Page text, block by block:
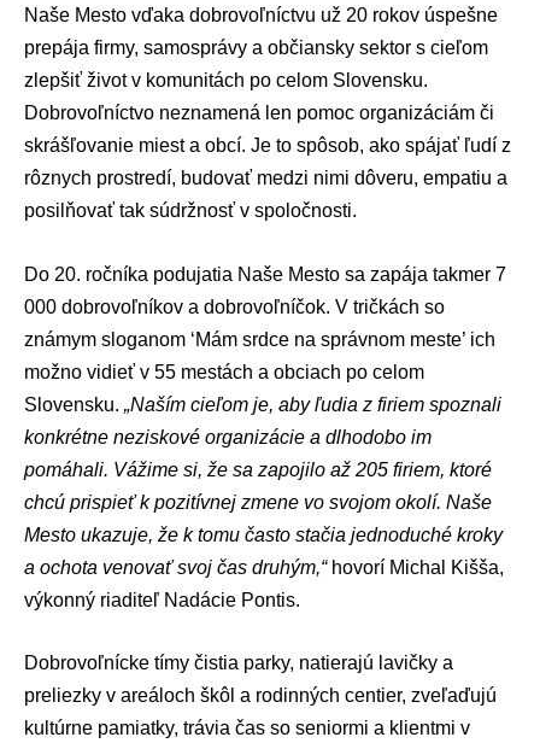
Naše Mesto vďaka dobrovoľníctvu už 20 rokov úspešne
prepája firmy, samosprávy a občiansky sektor s cieľom
zlepšiť život v komunitách po celom Slovensku.
Dobrovoľníctvo neznamená len pomoc organizáciám či
skrášľovanie miest a obcí. Je to spôsob, ako spájať ľudí z
rôznych prostredí, budovať medzi nimi dôveru, empatiu a
posilňovať tak súdržnosť v spoločnosti.
Do 20. ročníka podujatia Naše Mesto sa zapája takmer 7
000 dobrovoľníkov a dobrovoľníčok. V tričkách so
známym sloganom ‘Mám srdce na správnom meste’ ich
možno vidieť v 55 mestách a obciach po celom
Slovensku. „Naším cieľom je, aby ľudia z firiem spoznali
konkrétne neziskové organizácie a dlhodobo im
pomáhali. Vážime si, že sa zapojilo až 205 firiem, ktoré
chcú prispieť k pozitívnej zmene vo svojom okolí. Naše
Mesto ukazuje, že k tomu často stačia jednoduché kroky
a ochota venovať svoj čas druhým,“ hovorí Michal Kišša,
výkonný riaditeľ Nadácie Pontis.
Dobrovoľnícke tímy čistia parky, natierajú lavičky a
preliezky v areáloch škôl a rodinných centier, zveľaďujú
kultúrne pamiatky, trávia čas so seniormi a klientmi v